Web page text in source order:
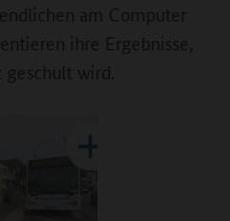
am Computer
ihre Ergebnisse,
wird.